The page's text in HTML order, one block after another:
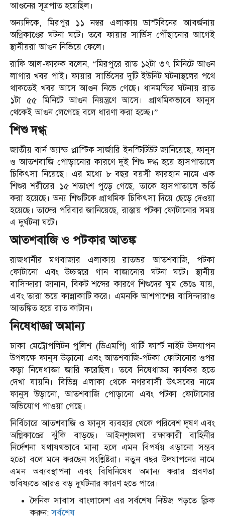
আগুনের সূত্রপাত হয়েছিল।
অন্যদিকে, মিরপুর ১১ নম্বর এলাকায় ডাস্টবিনের আবর্জনায়
অগ্নিকাণ্ডের ঘটনা ঘটে। তবে ফায়ার সার্ভিস পৌঁছানোর আগেই
স্থানীয়রা আগুন নিভিয়ে ফেলে।
রাফি আল-ফারুক বলেন, “মিরপুরে রাত ১২টা ৩৭ মিনিটে আগুন
লাগার খবর পাই। ফায়ার সার্ভিসের দুটি ইউনিট ঘটনাস্থলের পথে
থাকতেই খবর আসে আগুন নিভে গেছে। ধানমন্ডির ঘটনায় রাত
১টা ৫৫ মিনিটে আগুন নিয়ন্ত্রণে আসে। প্রাথমিকভাবে ফানুস
থেকেই আগুন লেগেছে বলে ধারণা করা হচ্ছে।”
শিশু দগ্ধ
জাতীয় বার্ন অ্যান্ড প্লাস্টিক সার্জারি ইনস্টিটিউট জানিয়েছে, ফানুস
ও আতশবাজি পোড়ানোর কারণে দুই শিশু দগ্ধ হয়ে হাসপাতালে
চিকিৎসা নিয়েছে। এর মধ্যে ৮ বছর বয়সী ফারহান নামে এক
শিশুর শরীরের ১৫ শতাংশ পুড়ে গেছে, তাকে হাসপাতালে ভর্তি
করা হয়েছে। অন্য শিশুটিকে প্রাথমিক চিকিৎসা দিয়ে ছেড়ে দেওয়া
হয়েছে। তাদের পরিবার জানিয়েছে, রাস্তায় পটকা ফোটানোর সময়
এ দুর্ঘটনা ঘটে।
আতশবাজি ও পটকার আতঙ্ক
রাজধানীর মগবাজার এলাকায় রাতভর আতশবাজি, পটকা
ফোটানো এবং উচ্চস্বরে গান বাজানোর ঘটনা ঘটে। স্থানীয়
বাসিন্দারা জানান, বিকট শব্দের কারণে শিশুদের ঘুম ভেঙে যায়,
এবং তারা ভয়ে কান্নাকাটি করে। এমনকি আশপাশের বাসিন্দারাও
আতঙ্কিত হয়ে রাত কাটান।
নিষেধাজ্ঞা অমান্য
ঢাকা মেট্রোপলিটন পুলিশ (ডিএমপি) থার্টি ফার্স্ট নাইট উদযাপন
উপলক্ষে ফানুস উড়ানো এবং আতশবাজি-পটকা ফোটানোর ওপর
কড়া নিষেধাজ্ঞা জারি করেছিল। তবে নিষেধাজ্ঞা কার্যকর হতে
দেখা যায়নি। বিভিন্ন এলাকা থেকে নগরবাসী উৎসবের নামে
ফানুস উড়ানো, আতশবাজি পোড়ানো এবং পটকা ফোটানোর
অভিযোগ পাওয়া গেছে।
নির্বিচারে আতশবাজি ও ফানুস ব্যবহার থেকে পরিবেশ দূষণ এবং
অগ্নিকাণ্ডের ঝুঁকি বাড়ছে। আইনশৃঙ্খলা রক্ষাকারী বাহিনীর
নির্দেশনা যথাযথভাবে মানা হলে এমন বিপর্যয় এড়ানো সম্ভব
হতো বলে মনে করছেন সংশ্লিষ্টরা। নতুন বছর উদযাপনের নামে
এমন অব্যবস্থাপনা এবং বিধিনিষেধ অমান্য করার প্রবণতা
ভবিষ্যতে আরও বড় দুর্ঘটনার কারণ হতে পারে।
দৈনিক সাবাস বাংলাদেশ এর সর্বশেষ নিউজ পড়তে ক্লিক
করুন:সর্বশেষ